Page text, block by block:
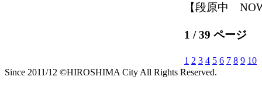
【段原中
1 / 39 ページ
1 2 3 4 5 6 7 8 9 10
Since 2011/12 ©HIROSHIMA City All Rights Reserved.